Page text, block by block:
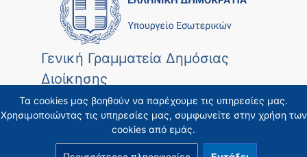
Τα cookies μας βοηθούν να παρέχουμε τις υπηρεσίες μας.
Χρησιμοποιώντας τις υπηρεσίες μας, συμφωνείτε στην χρήση των
cookies από εμάς.
Γενική Γραμματεία Δημόσιας
Διοίκησης